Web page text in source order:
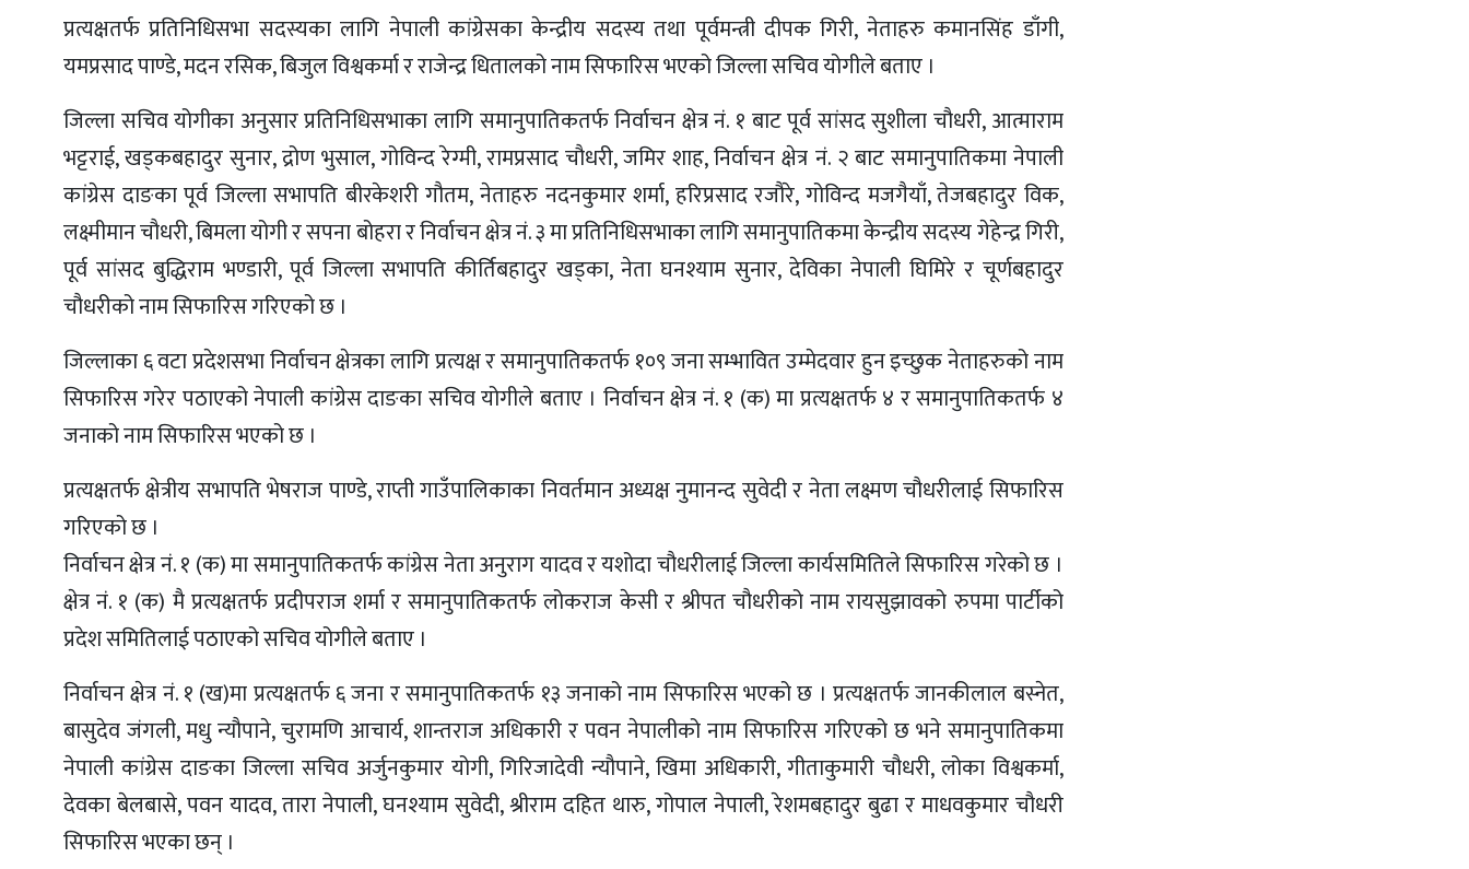
प्रत्यक्षतर्फ प्रतिनिधिसभा सदस्यका लागि नेपाली कांग्रेसका केन्द्रीय सदस्य तथा पूर्वमन्त्री दीपक गिरी, नेताहरु कमानसिंह डाँगी,
यमप्रसाद पाण्डे, मदन रसिक, बिजुल विश्वकर्मा र राजेन्द्र धितालको नाम सिफारिस भएको जिल्ला सचिव योगीले बताए ।
जिल्ला सचिव योगीका अनुसार प्रतिनिधिसभाका लागि समानुपातिकतर्फ निर्वाचन क्षेत्र नं. १ बाट पूर्व सांसद सुशीला चौधरी, आत्माराम
भट्टराई, खड्कबहादुर सुनार, द्रोण भुसाल, गोविन्द रेग्मी, रामप्रसाद चौधरी, जमिर शाह, निर्वाचन क्षेत्र नं. २ बाट समानुपातिकमा नेपाली
कांग्रेस दाङका पूर्व जिल्ला सभापति बीरकेशरी गौतम, नेताहरु नदनकुमार शर्मा, हरिप्रसाद रजौरे, गोविन्द मजगैयाँ, तेजबहादुर विक,
लक्ष्मीमान चौधरी, बिमला योगी र सपना बोहरा र निर्वाचन क्षेत्र नं. ३ मा प्रतिनिधिसभाका लागि समानुपातिकमा केन्द्रीय सदस्य गेहेन्द्र गिरी,
पूर्व सांसद बुद्धिराम भण्डारी, पूर्व जिल्ला सभापति कीर्तिबहादुर खड्का, नेता घनश्याम सुनार, देविका नेपाली घिमिरे र चूर्णबहादुर
चौधरीको नाम सिफारिस गरिएको छ ।
जिल्लाका ६ वटा प्रदेशसभा निर्वाचन क्षेत्रका लागि प्रत्यक्ष र समानुपातिकतर्फ १०९ जना सम्भावित उम्मेदवार हुन इच्छुक नेताहरुको नाम
सिफारिस गरेर पठाएको नेपाली कांग्रेस दाङका सचिव योगीले बताए । निर्वाचन क्षेत्र नं. १ (क) मा प्रत्यक्षतर्फ ४ र समानुपातिकतर्फ ४
जनाको नाम सिफारिस भएको छ ।
प्रत्यक्षतर्फ क्षेत्रीय सभापति भेषराज पाण्डे, राप्ती गाउँपालिकाका निवर्तमान अध्यक्ष नुमानन्द सुवेदी र नेता लक्ष्मण चौधरीलाई सिफारिस
गरिएको छ ।
निर्वाचन क्षेत्र नं. १ (क) मा समानुपातिकतर्फ कांग्रेस नेता अनुराग यादव र यशोदा चौधरीलाई जिल्ला कार्यसमितिले सिफारिस गरेको छ ।
क्षेत्र नं. १ (क) मै प्रत्यक्षतर्फ प्रदीपराज शर्मा र समानुपातिकतर्फ लोकराज केसी र श्रीपत चौधरीको नाम रायसुझावको रुपमा पार्टीको
प्रदेश समितिलाई पठाएको सचिव योगीले बताए ।
निर्वाचन क्षेत्र नं. १ (ख)मा प्रत्यक्षतर्फ ६ जना र समानुपातिकतर्फ १३ जनाको नाम सिफारिस भएको छ । प्रत्यक्षतर्फ जानकीलाल बस्नेत,
बासुदेव जंगली, मधु न्यौपाने, चुरामणि आचार्य, शान्तराज अधिकारी र पवन नेपालीको नाम सिफारिस गरिएको छ भने समानुपातिकमा
नेपाली कांग्रेस दाङका जिल्ला सचिव अर्जुनकुमार योगी, गिरिजादेवी न्यौपाने, खिमा अधिकारी, गीताकुमारी चौधरी, लोका विश्वकर्मा,
देवका बेलबासे, पवन यादव, तारा नेपाली, घनश्याम सुवेदी, श्रीराम दहित थारु, गोपाल नेपाली, रेशमबहादुर बुढा र माधवकुमार चौधरी
सिफारिस भएका छन् ।